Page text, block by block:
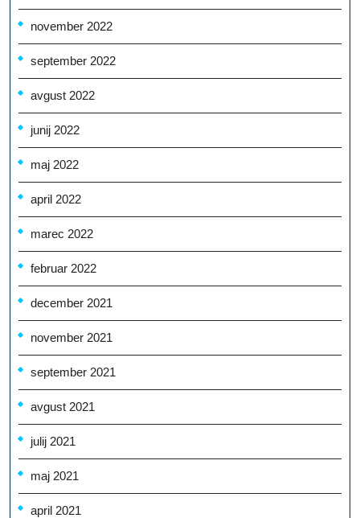
november 2022
september 2022
avgust 2022
junij 2022
maj 2022
april 2022
marec 2022
februar 2022
december 2021
november 2021
september 2021
avgust 2021
julij 2021
maj 2021
april 2021